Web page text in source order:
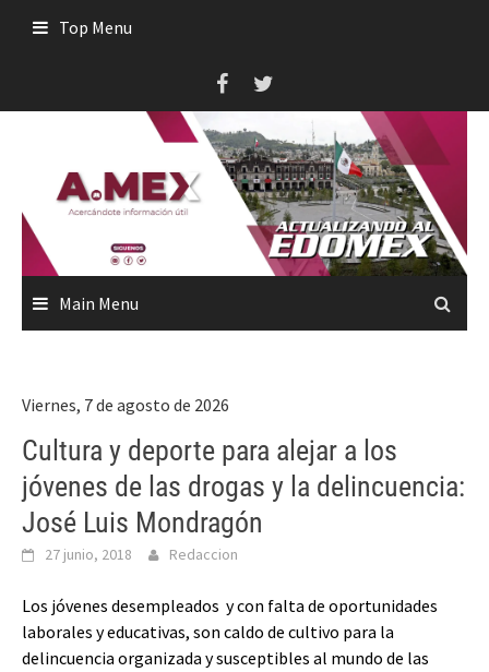
Top Menu
Main Menu
Viernes, 7 de agosto de 2026
Cultura y deporte para alejar a los
jóvenes de las drogas y la delincuencia:
José Luis Mondragón
27 junio, 2018 Redaccion
Los jóvenes desempleados y con falta de oportunidades
laborales y educativas, son caldo de cultivo para la
delincuencia organizada y susceptibles al mundo de las